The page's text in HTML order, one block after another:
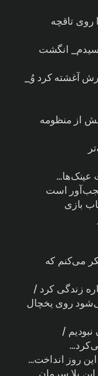
تاقچه
انگشت
آغشته کرد وُ_
از منظومه
عینک‌ها…
است
بازی
می‌کنم که
زندگی کرد /
روی یخچال
نبودیم /
روز انداخت…